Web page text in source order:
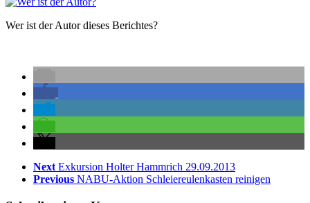
Wer ist der Autor dieses Berichtes?
Next Exkursion Holter Hammrich 29.09.2013
Previous NABU-Aktion Schleiereulenkasten reinigen